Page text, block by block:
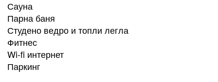
Сауна
Парна баня
Студено ведро и топли легла
Фитнес
Wi-fi интернет
Паркинг